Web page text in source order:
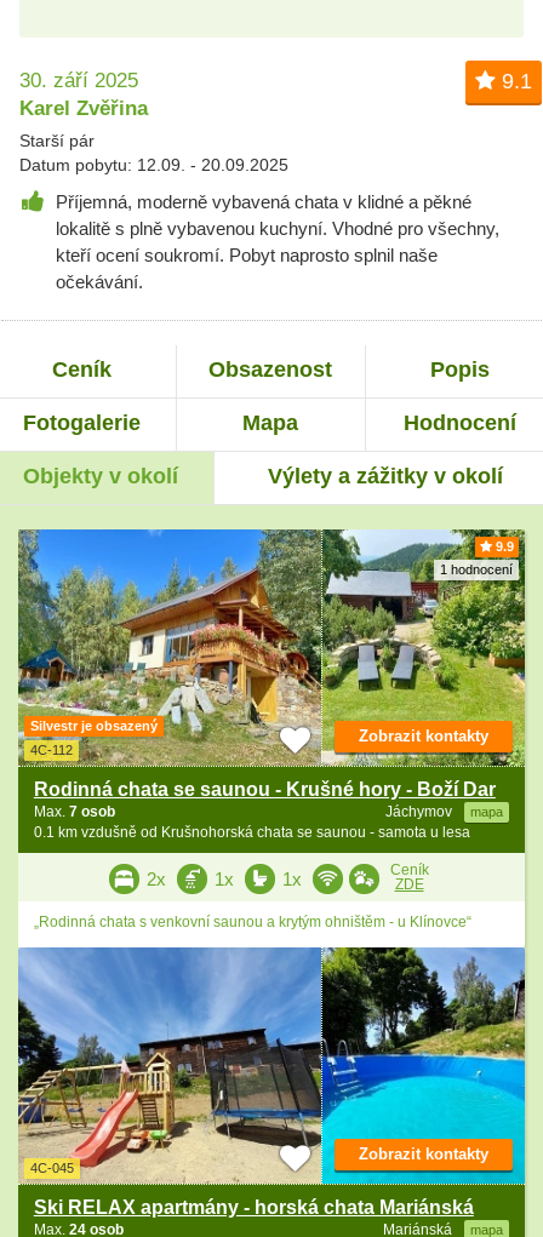
30. září 2025
Karel Zvěřina
Starší pár
Datum pobytu: 12.09. - 20.09.2025
9.1
Příjemná, moderně vybavená chata v klidné a pěkné
lokalitě s plně vybavenou kuchyní. Vhodné pro všechny,
kteří ocení soukromí. Pobyt naprosto splnil naše
očekávání.
Ceník Obsazenost Popis
Fotogalerie Mapa Hodnocení
Objekty v okolí Výlety a zážitky v okolí
9.9
1 hodnocení
Silvestr je obsazený
4C-112
Rodinná chata se saunou - Krušné hory - Boží Dar
Jáchymov mapa
Max. 7 osob
0.1 km vzdušně od Krušnohorská chata se saunou - samota u lesa
Zobrazit kontakty
2x 1x 1x
Ceník
ZDE
„Rodinná chata s venkovní saunou a krytým ohništěm - u Klínovce“
4C-045
Ski RELAX apartmány - horská chata Mariánská
Mariánská mapa
Max. 24 osob
Zobrazit kontakty